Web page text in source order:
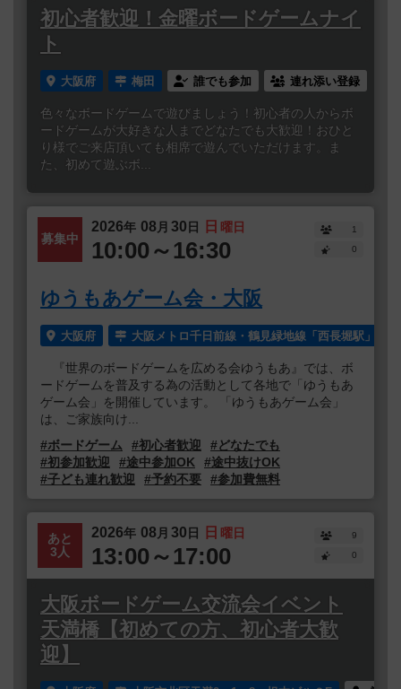
初心者歓迎！金曜ボードゲームナイ
ト
大阪府 梅田 誰でも参加 連れ添い登録
色々なボードゲームで遊びましょう！初心者の人からボ
ードゲームが大好きな人までどなたでも大歓迎！おひと
り様でご来店頂いても相席で遊んでいただけます。ま
た、初めて遊ぶボ...
募集中
2026年 08 月 30日 日 曜日
10:00～16:30
1
0
ゆうもあゲーム会・大阪
大阪府 大阪メトロ千日前線・鶴見緑地線「西長堀駅」よ
『世界のボードゲームを広める会ゆうもあ』では、ボ
ードゲームを普及する為の活動として各地で「ゆうもあ
ゲーム会」を開催しています。 「ゆうもあゲーム会」
は、ご家族向け...
#ボードゲーム
#初心者歓迎
#どなたでも
#初参加歓迎
#途中参加OK
#途中抜けOK
#子ども連れ歓迎
#予約不要 #参加費無料
あと
3人
2026年 08 月 30日 日 曜日
13:00～17:00
9
0
大阪ボードゲーム交流会イベント
天満橋【初めての方、初心者大歓
迎】